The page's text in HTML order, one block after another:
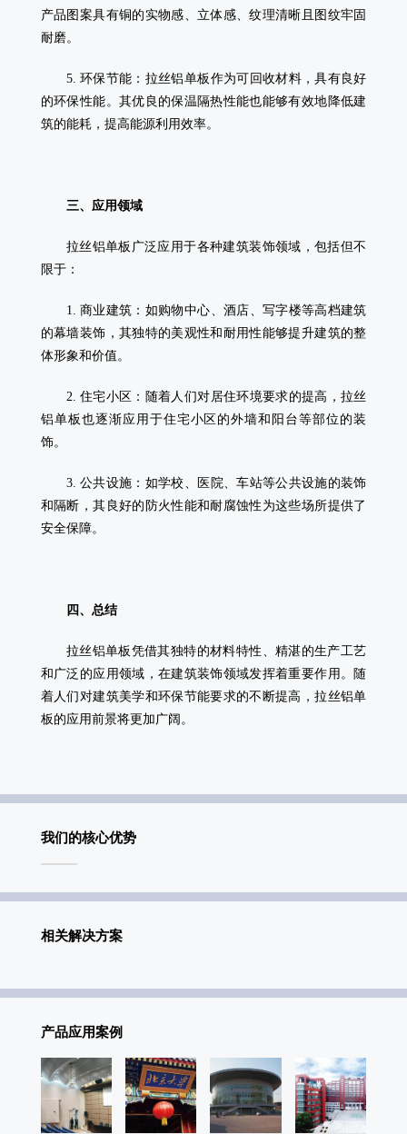
产品图案具有铜的实物感、立体感、纹理清晰且图纹牢固
耐磨。
5. 环保节能：拉丝铝单板作为可回收材料，具有良好
的环保性能。其优良的保温隔热性能也能够有效地降低建
筑的能耗，提高能源利用效率。
三、应用领域
拉丝铝单板广泛应用于各种建筑装饰领域，包括但不
限于：
1. 商业建筑：如购物中心、酒店、写字楼等高档建筑
的幕墙装饰，其独特的美观性和耐用性能够提升建筑的整
体形象和价值。
2. 住宅小区：随着人们对居住环境要求的提高，拉丝
铝单板也逐渐应用于住宅小区的外墙和阳台等部位的装
饰。
3. 公共设施：如学校、医院、车站等公共设施的装饰
和隔断，其良好的防火性能和耐腐蚀性为这些场所提供了
安全保障。
四、总结
拉丝铝单板凭借其独特的材料特性、精湛的生产工艺
和广泛的应用领域，在建筑装饰领域发挥着重要作用。随
着人们对建筑美学和环保节能要求的不断提高，拉丝铝单
板的应用前景将更加广阔。
我们的核心优势
相关解决方案
产品应用案例